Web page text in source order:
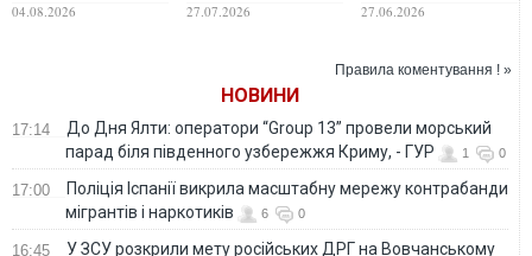
схованках і взяли в
04.08.2026
інформаційну атаку
27.07.2026
військових, -
27.06.2026
Правила коментування ! »
НОВИНИ
17:14
До Дня Ялти: оператори “Group 13” провели морський
парад біля південного узбережжя Криму, - ГУР
1 0
17:00
Поліція Іспанії викрила масштабну мережу контрабанди
мігрантів і наркотиків
6 0
16:45
У ЗСУ розкрили мету російських ДРГ на Вовчанському